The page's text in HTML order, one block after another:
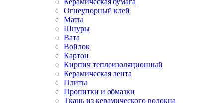
Керамическая бумага
Огнеупорный клей
Маты
Шнуры
Вата
Войлок
Картон
Кирпич теплоизоляционный
Керамическая лента
Плиты
Пропитки и обмазки
Ткань из керамического волокна